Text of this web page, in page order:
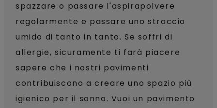
spazzare o passare l'aspirapolvere
regolarmente e passare uno straccio
umido di tanto in tanto. Se soffri di
allergie, sicuramente ti farà piacere
sapere che i nostri pavimenti
contribuiscono a creare uno spazio più
igienico per il sonno. Vuoi un pavimento